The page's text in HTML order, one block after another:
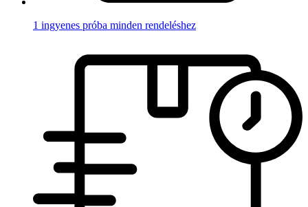
1 ingyenes próba minden rendeléshez